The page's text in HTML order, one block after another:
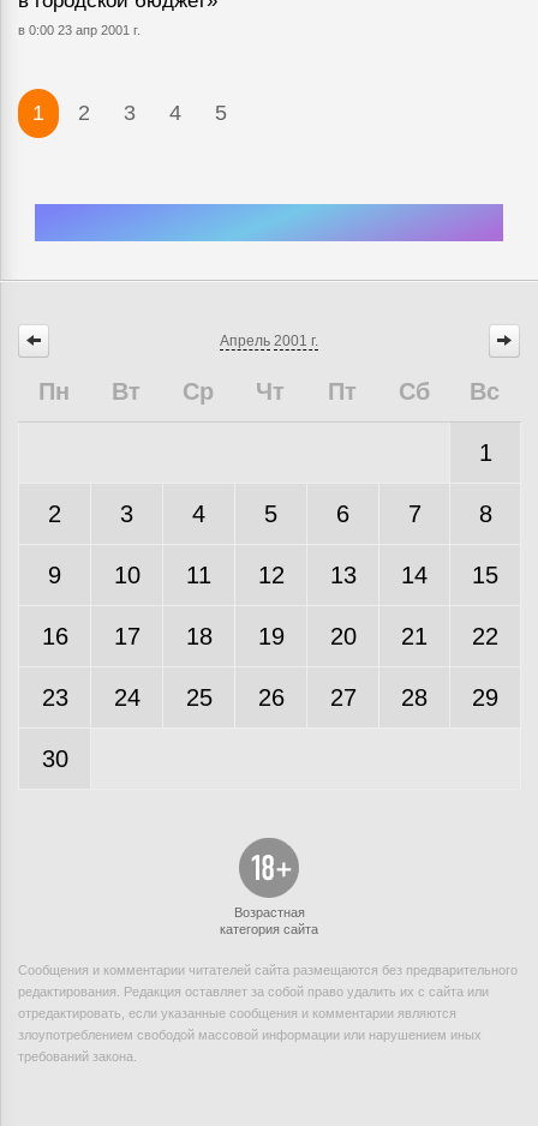
в 0:00 23 апр 2001 г.
1 2 3 4 5
Апрель 2001 г.
Пн Вт Ср Чт Пт Сб Вс
1
2 3 4 5 6 7 8
9 10 11 12 13 14 15
16 17 18 19 20 21 22
23 24 25 26 27 28 29
30
Возрастная
категория сайта
Сообщения и комментарии читателей сайта размещаются без предварительного
редактирования. Редакция оставляет за собой право удалить их с сайта или
отредактировать, если указанные сообщения и комментарии являются
злоупотреблением свободой массовой информации или нарушением иных
требований закона.